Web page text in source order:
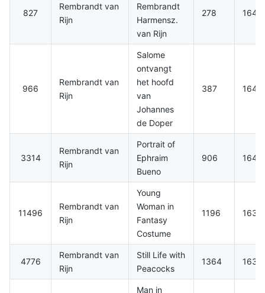
827
Rembrandt van
Rijn
Rembrandt
Harmensz.
van Rijn
278
966
Rembrandt van
Rijn
Salome
ontvangt
het hoofd
van
Johannes
de Doper
387
3314
Rembrandt van
Rijn
Portrait of
Ephraim
Bueno
906
11496
Rembrandt van
Rijn
Young
Woman in
Fantasy
Costume
1196
4776
Rembrandt van
Rijn
Still Life with
Peacocks
1364
Man in